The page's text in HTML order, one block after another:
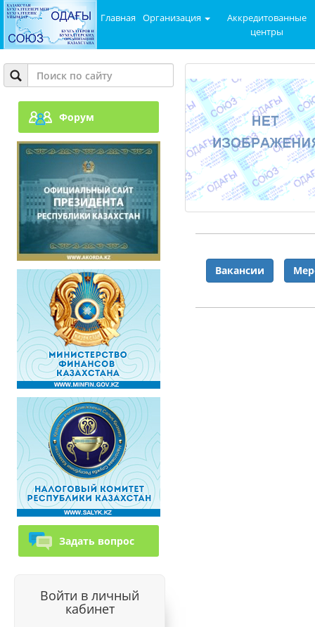
Главная Организация
Аккредитованные
центры
Форум
Задать вопрос
Войти в личный
кабинет
Вакансии